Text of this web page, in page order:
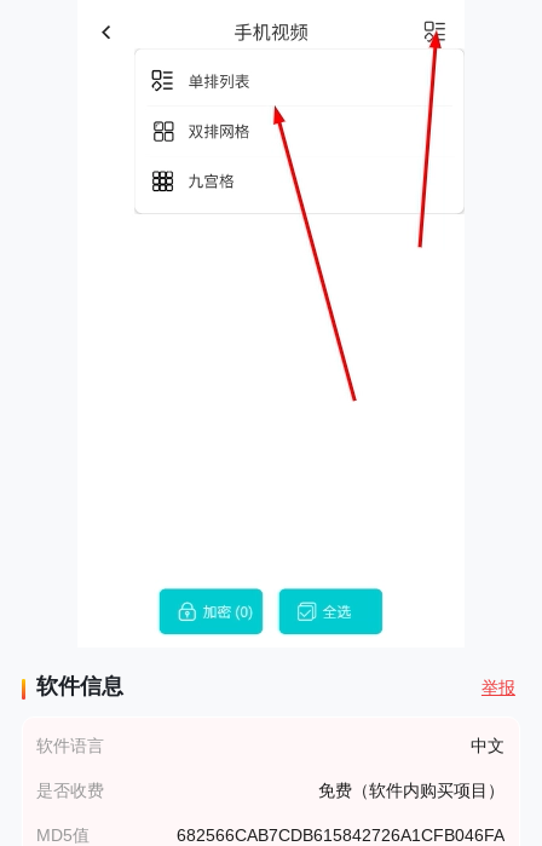
软件信息 举报
软件语言 中文
是否收费 免费（软件内购买项目）
MD5值 682566CAB7CDB615842726A1CFB046FA